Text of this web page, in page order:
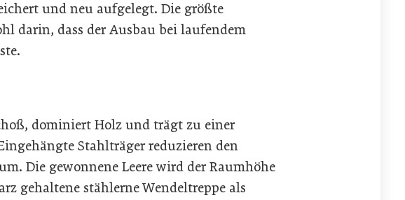
und neu aufgelegt. Die größte
darin, dass der Ausbau bei laufendem
dominiert Holz und trägt zu einer
Stahlträger reduzieren den
Die gewonnene Leere wird der Raumhöhe
gehaltene stählerne Wendel­treppe als